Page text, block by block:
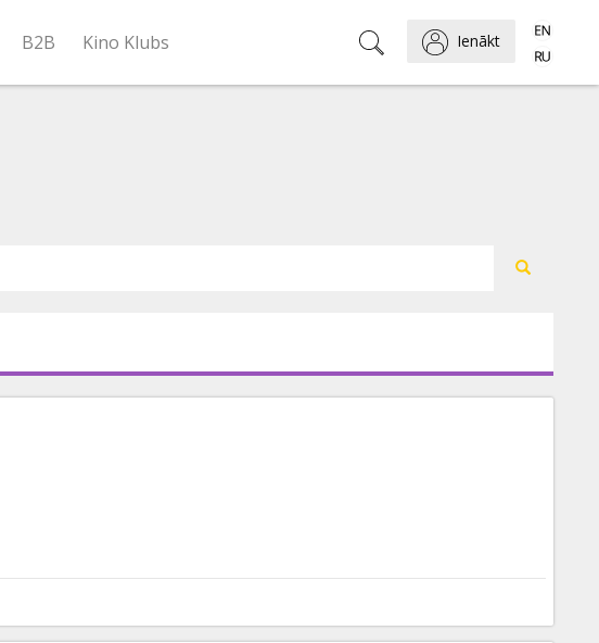
B2B Kino Klubs Ienākt